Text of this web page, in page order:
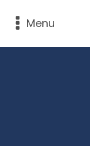
Menu